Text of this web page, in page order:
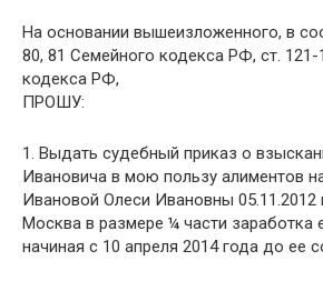
На основании вышеизложенного, в
80, 81 Семейного кодекса РФ, ст.
кодекса РФ,
ПРОШУ:
1. Выдать судебный приказ о
Ивановича в мою пользу алиментов
Ивановой Олеси Ивановны 05.11.2012
Москва в размере ¼ части заработка
начиная с 10 апреля 2014 года до ее